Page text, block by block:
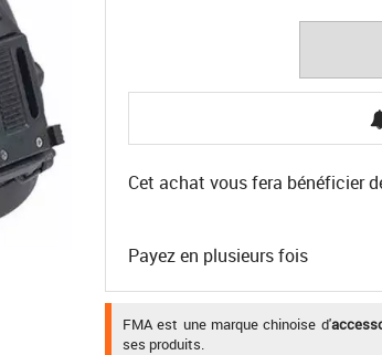
Cet achat vous fera bénéficier
Payez en plusieurs fois
FMA est une marque chinoise d'
ses produits.